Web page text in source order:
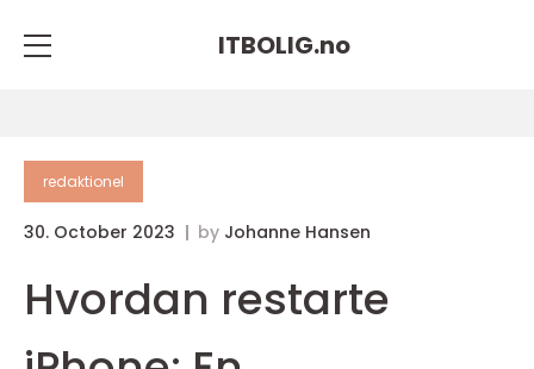
ITBOLIG.no
redaktionel
30. October 2023 by Johanne Hansen
Hvordan restarte